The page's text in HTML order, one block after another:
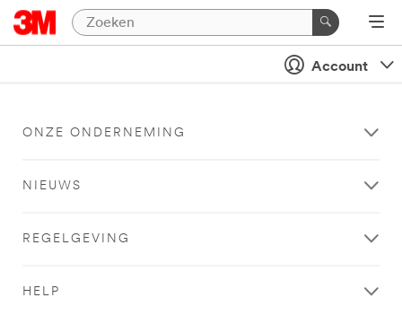
Account
ONZE ONDERNEMING
NIEUWS
REGELGEVING
HELP